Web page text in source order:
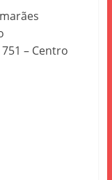
– Centro